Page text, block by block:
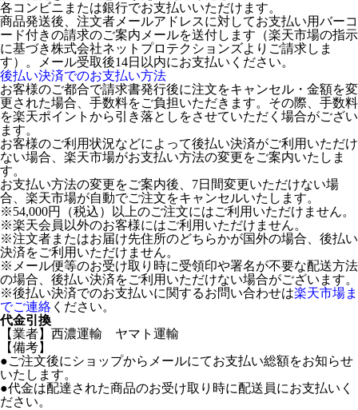
各コンビニまたは銀行でお支払いいただけます。
商品発送後、注文者メールアドレスに対してお支払い用バーコ
ード付きの請求のご案内メールを送付します（楽天市場の指示
に基づき株式会社ネットプロテクションズよりご請求しま
す）。メール受取後14日以内にお支払いください。
後払い決済でのお支払い方法
お客様のご都合で請求書発行後に注文をキャンセル・金額を変
更された場合、手数料をご負担いただきます。その際、手数料
を楽天ポイントから引き落としをさせていただく場合がござい
ます。
お客様のご利用状況などによって後払い決済がご利用いただけ
ない場合、楽天市場がお支払い方法の変更をご案内いたしま
す。
お支払い方法の変更をご案内後、7日間変更いただけない場
合、楽天市場が自動でご注文をキャンセルいたします。
※54,000円（税込）以上のご注文にはご利用いただけません。
※楽天会員以外のお客様にはご利用いただけません。
※注文者またはお届け先住所のどちらかが国外の場合、後払い
決済をご利用いただけません。
※メール便等のお受け取り時に受領印や署名が不要な配送方法
の場合、後払い決済をご利用いただけない場合がございます。
※後払い決済でのお支払いに関するお問い合わせは楽天市場ま
でご連絡 ください。
代金引換
【業者】西濃運輸 ヤマト運輸
【備考】
●ご注文後にショップからメールにてお支払い総額をお知らせ
いたします。
●代金は配達された商品のお受け取り時に配送員にお支払いく
ださい。